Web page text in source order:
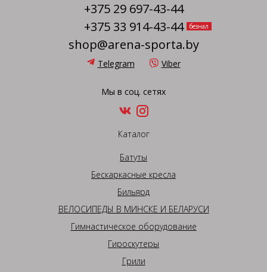
+375 29 697-43-44
+375 33 914-43-44
безнал
shop@arena-sporta.by
Telegram Viber
Мы в соц. сетях
Каталог
Батуты
Бескаркасные кресла
Бильярд
ВЕЛОСИПЕДЫ В МИНСКЕ И БЕЛАРУСИ
Гимнастическое оборудование
Гироскутеры
Грили